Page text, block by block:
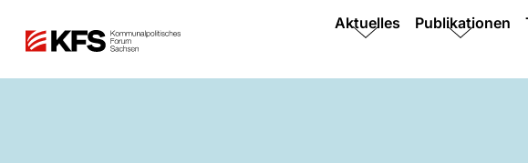
Aktuelles Publikationen